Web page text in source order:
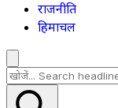
राजनीति
हिमाचल